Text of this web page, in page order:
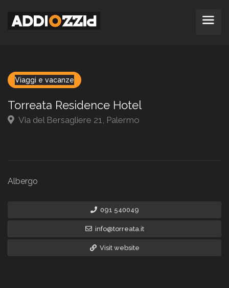
Viaggi e vacanze
Torreata Residence Hotel
Via del Bersagliere 21, Palermo
Albergo
091 540049
info@torreata.it
Visit website